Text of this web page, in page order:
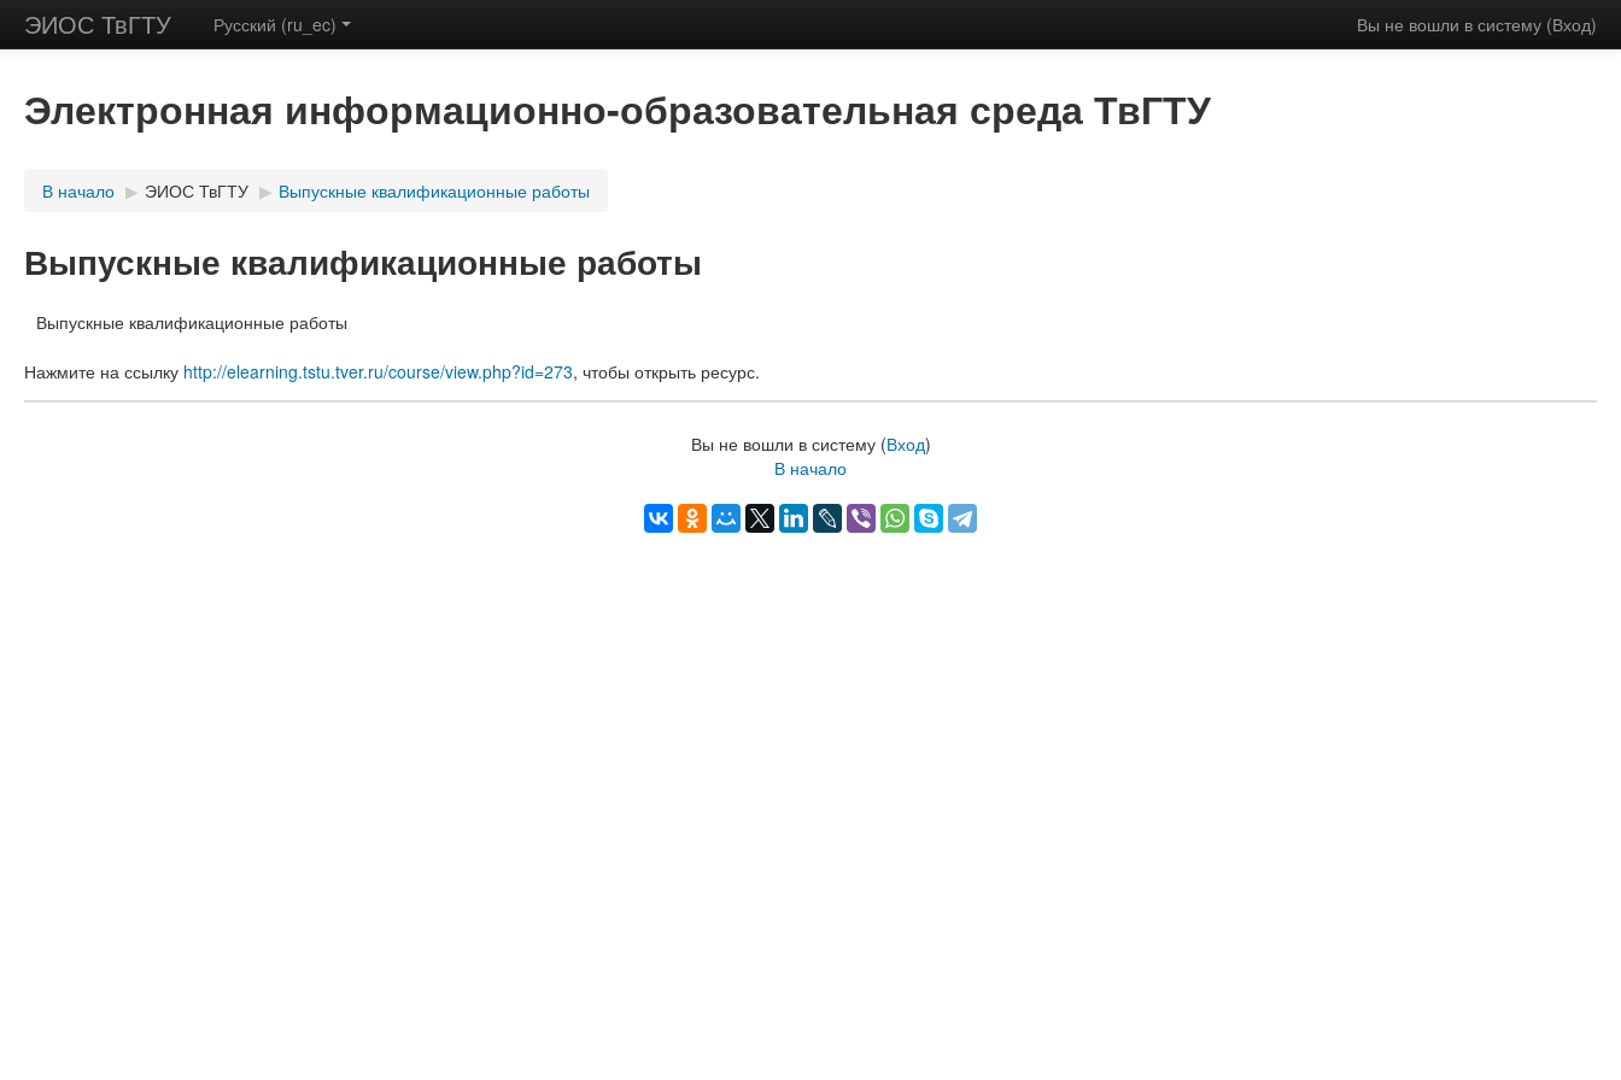
ЭИОС ТвГТУ Вы не вошли в систему (Вход)
Русский (ru_ec)
Электронная информационно-образовательная среда ТвГТУ
В начало ▶ ЭИОС ТвГТУ ▶ Выпускные квалификационные работы
Выпускные квалификационные работы
Выпускные квалификационные работы
Нажмите на ссылку http://elearning.tstu.tver.ru/course/view.php?id=273, чтобы открыть ресурс.
Вы не вошли в систему (Вход)
В начало